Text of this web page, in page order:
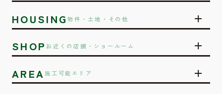
HOUSING物件・土地・その他
SHOP お近くの店舗・ショールーム
AREA施工可能エリア